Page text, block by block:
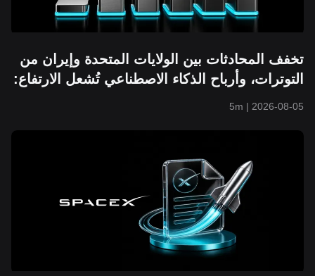
تخفف المحادثات بين الولايات المتحدة وإيران من
التوترات، وأرباح الذكاء الاصطناعي تُشعل الارتفاع:
2026-08-05
|
5m